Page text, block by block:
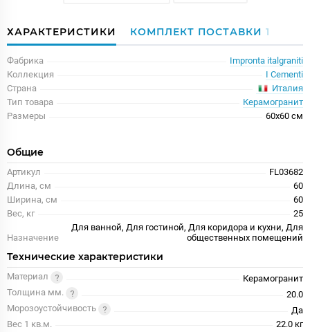
ХАРАКТЕРИСТИКИ КОМПЛЕКТ ПОСТАВКИ 1
Фабрика
Impronta italgraniti
Коллекция
I Cementi
Страна
Италия
Тип товара
Керамогранит
Размеры
60x60 см
Общие
Артикул
FL03682
Длина, см
60
Ширина, см
60
Вес, кг
25
Назначение
Для ванной, Для гостиной, Для коридора и кухни, Для
общественных помещений
Технические характеристики
Материал
Керамогранит
Толщина мм.
20.0
Морозоустойчивость
Да
Вес 1 кв.м.
22.0 кг